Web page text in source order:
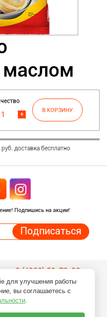
+
доставка бесплатно
Подпишись на акции!
8 (4932) 50-70-90
Заказ товаров по телефонам
для улучшения работы
вы соглашаетесь с
.